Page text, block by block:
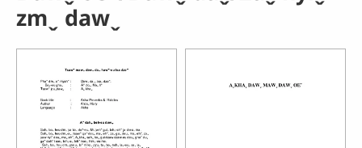
zmˬ dawˬ